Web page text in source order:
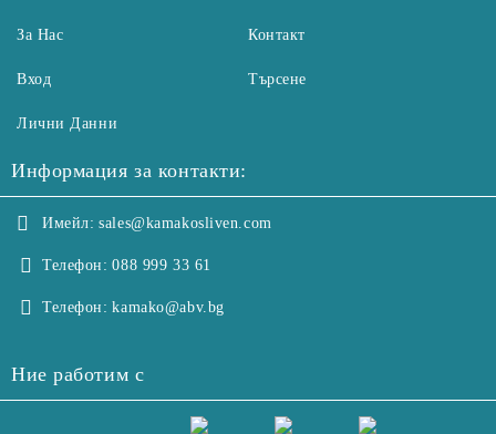
За Нас
Вход
Контакт
Търсене
Лични Данни
Информация за контакти:
Имейл: sales@kamakosliven.com
Телефон: 088 999 33 61
Телефон: kamako@abv.bg
Ние работим с